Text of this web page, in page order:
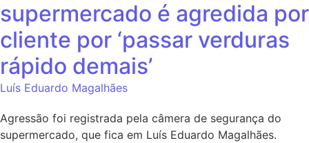
supermercado é agredida por
cliente por ‘passar verduras
rápido demais’
Luís Eduardo Magalhães
Agressão foi registrada pela câmera de segurança do
supermercado, que fica em Luís Eduardo Magalhães.